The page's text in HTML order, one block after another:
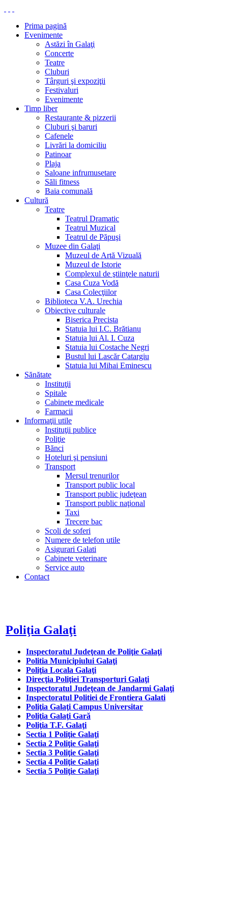
Prima pagină
Evenimente
Astăzi în Galaţi
Concerte
Teatre
Cluburi
Târguri şi expoziţii
Festivaluri
Evenimente
Timp liber
Restaurante & pizzerii
Cluburi şi baruri
Cafenele
Livrări la domiciliu
Patinoar
Plaja
Saloane infrumusetare
Săli fitness
Baia comunală
Cultură
Teatre
Teatrul Dramatic
Teatrul Muzical
Teatrul de Păpuşi
Muzee din Galaţi
Muzeul de Artă Vizuală
Muzeul de Istorie
Complexul de ştiinţele naturii
Casa Cuza Vodă
Casa Colecţiilor
Biblioteca V.A. Urechia
Obiective culturale
Biserica Precista
Statuia lui I.C. Brătianu
Statuia lui Al. I. Cuza
Statuia lui Costache Negri
Bustul lui Lascăr Catargiu
Statuia lui Mihai Eminescu
Sănătate
Instituţii
Spitale
Cabinete medicale
Farmacii
Informaţii utile
Instituţii publice
Poliţie
Bănci
Hoteluri şi pensiuni
Transport
Mersul trenurilor
Transport public local
Transport public judeţean
Transport public naţional
Taxi
Trecere bac
Scoli de soferi
Numere de telefon utile
Asigurari Galati
Cabinete veterinare
Service auto
Contact
Poliţia Galaţi
Inspectoratul Judeţean de Poliţie Galaţi
Politia Municipiului Galaţi
Poliţia Locala Galaţi
Direcţia Poliţiei Transporturi Galaţi
Inspectoratul Judeţean de Jandarmi Galaţi
Inspectoratul Politiei de Frontiera Galati
Poliţia Galaţi Campus Universitar
Poliţia Galaţi Gară
Poliţia T.F. Galaţi
Sectia 1 Poliţie Galaţi
Sectia 2 Poliţie Galaţi
Sectia 3 Poliţie Galaţi
Sectia 4 Poliţie Galaţi
Sectia 5 Poliţie Galaţi